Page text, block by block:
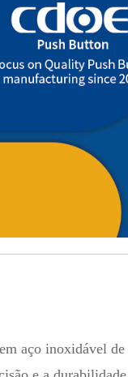
aço inoxidável